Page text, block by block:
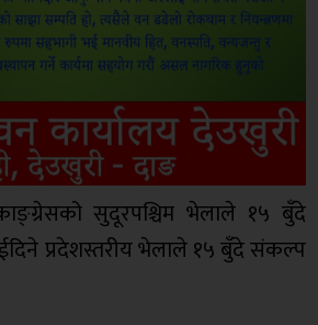
सुदूरपश्चिम भेलाले १५ बुँदे
प्रदेशस्तरीय भेलाले १५ बुँदे संकल्प